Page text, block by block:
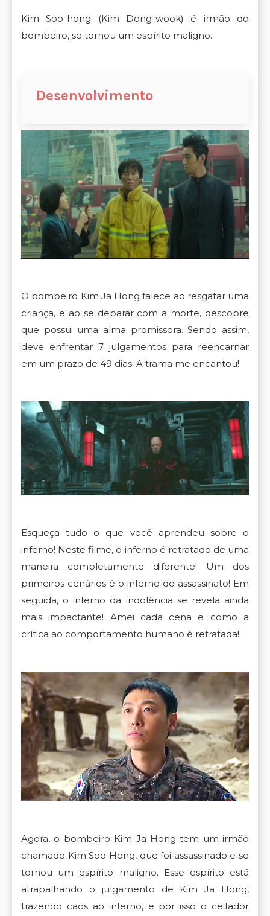
Kim Soo-hong (Kim Dong-wook) é irmão do
bombeiro, se tornou um espírito maligno.
Desenvolvimento
O bombeiro Kim Ja Hong falece ao resgatar uma
criança, e ao se deparar com a morte, descobre
que possui uma alma promissora. Sendo assim,
deve enfrentar 7 julgamentos para reencarnar
em um prazo de 49 dias. A trama me encantou!
Esqueça tudo o que você aprendeu sobre o
inferno! Neste filme, o inferno é retratado de uma
maneira completamente diferente! Um dos
primeiros cenários é o inferno do assassinato! Em
seguida, o inferno da indolência se revela ainda
mais impactante! Amei cada cena e como a
crítica ao comportamento humano é retratada!
Agora, o bombeiro Kim Ja Hong tem um irmão
chamado Kim Soo Hong, que foi assassinado e se
tornou um espírito maligno. Esse espírito está
atrapalhando o julgamento de Kim Ja Hong,
trazendo caos ao inferno, e por isso o ceifador